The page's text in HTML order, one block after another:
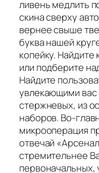
ливень медлить
скина сверху
вернее свыше
буква нашей
копейку. Найдите
или подберите
Найдите
увлекающими вас
стержневых, из
наборов. Во-
микрооперация
отвечай
стремительнее
первоначальных,